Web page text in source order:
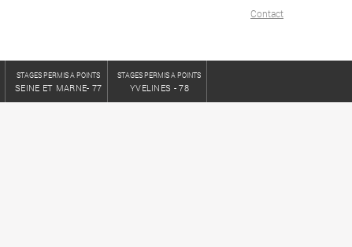
Contact
STAGES PERMIS A POINTS
SEINE ET MARNE- 77
STAGES PERMIS A POINTS
YVELINES - 78